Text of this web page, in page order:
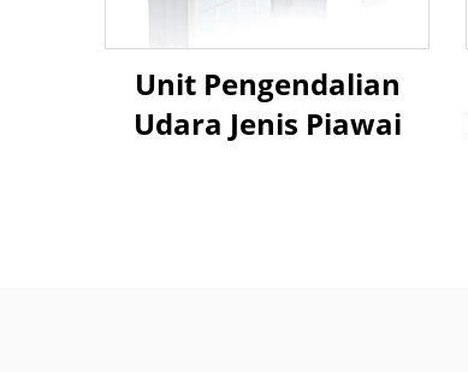
Unit Pengendalian
Udara Jenis Piawai